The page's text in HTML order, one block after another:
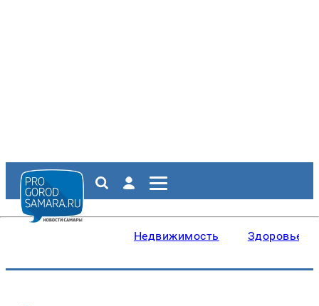
Недвижимость Здоровье